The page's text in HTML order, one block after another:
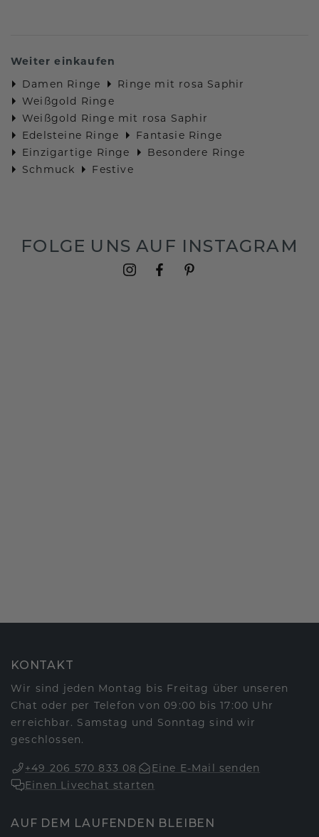
Weiter einkaufen
Damen Ringe
Ringe mit rosa Saphir
Weißgold Ringe
Weißgold Ringe mit rosa Saphir
Edelsteine Ringe
Fantasie Ringe
Einzigartige Ringe
Besondere Ringe
Schmuck
Festive
FOLGE UNS AUF INSTAGRAM
KONTAKT
Wir sind jeden Montag bis Freitag über unseren
Chat oder per Telefon von 09:00 bis 17:00 Uhr
erreichbar. Samstag und Sonntag sind wir
geschlossen.
+49 206 570 833 08
Eine E-Mail senden
Einen Livechat starten
AUF DEM LAUFENDEN BLEIBEN